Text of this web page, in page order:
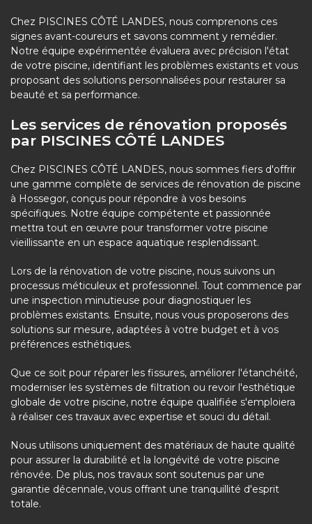
Chez PISCINES CÔTÉ LANDES, nous comprenons ces
signes avant-coureurs et savons comment y remédier.
Notre équipe expérimentée évaluera avec précision l'état
de votre piscine, identifiant les problèmes existants et vous
proposant des solutions personnalisées pour restaurer sa
beauté et sa performance.
Les services de rénovation proposés
par PISCINES CÔTÉ LANDES
Chez PISCINES CÔTÉ LANDES, nous sommes fiers d'offrir
une gamme complète de services de rénovation de piscine
à Hossegor, conçus pour répondre à vos besoins
spécifiques. Notre équipe compétente et passionnée
mettra tout en œuvre pour transformer votre piscine
vieillissante en un espace aquatique resplendissant.
Lors de la rénovation de votre piscine, nous suivons un
processus méticuleux et professionnel. Tout commence par
une inspection minutieuse pour diagnostiquer les
problèmes existants. Ensuite, nous vous proposerons des
solutions sur mesure, adaptées à votre budget et à vos
préférences esthétiques.
Que ce soit pour réparer les fissures, améliorer l'étanchéité,
moderniser les systèmes de filtration ou revoir l'esthétique
globale de votre piscine, notre équipe qualifiée s'emploiera
à réaliser ces travaux avec expertise et souci du détail.
Nous utilisons uniquement des matériaux de haute qualité
pour assurer la durabilité et la longévité de votre piscine
rénovée. De plus, nos travaux sont soutenus par une
garantie décennale, vous offrant une tranquillité d'esprit
totale.